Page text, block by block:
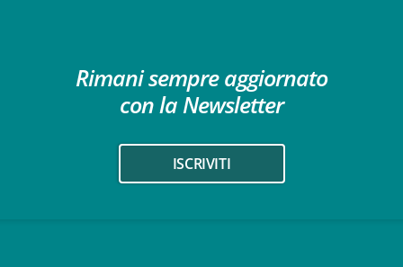
Rimani sempre aggiornato
con la Newsletter
ISCRIVITI